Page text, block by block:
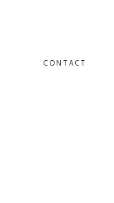
CONTACT